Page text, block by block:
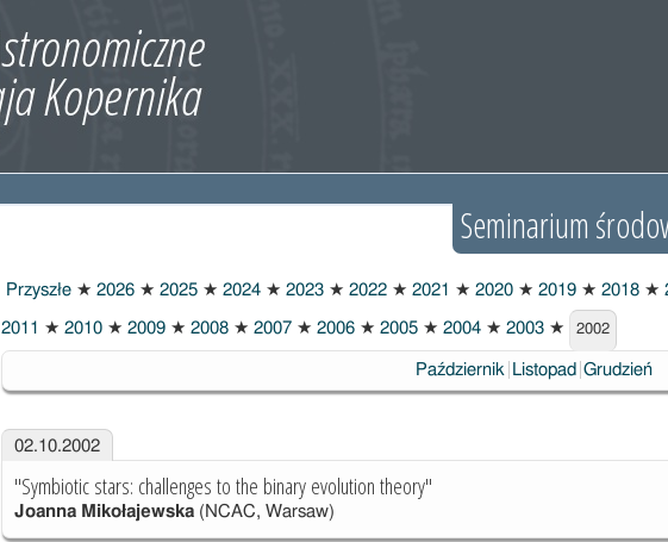
Seminarium
Przyszłe ★ 2026 ★ 2025 ★ 2024 ★ 2023 ★ 2022 ★ 2021 ★ 2020 ★ 2019 ★ 2018 ★
2011 ★ 2010 ★ 2009 ★ 2008 ★ 2007 ★ 2006 ★ 2005 ★ 2004 ★ 2003 ★
2002
2002
Październik Listopad Grudzień
02.10.2002
"Symbiotic stars: challenges to the binary evolution theory"
Joanna Mikołajewska(NCAC, Warsaw)